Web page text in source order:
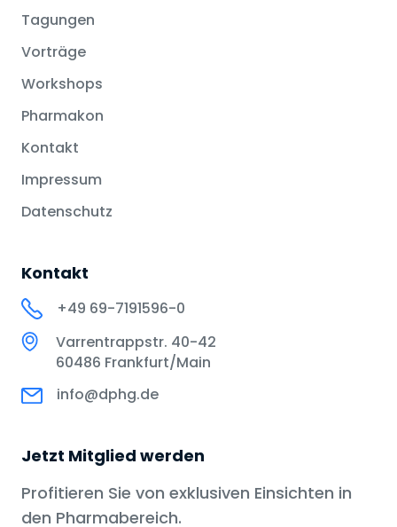
Tagungen
Vorträge
Workshops
Pharmakon
Kontakt
Impressum
Datenschutz
Kontakt
+49 69-7191596-0
Varrentrappstr. 40-42
60486 Frankfurt/Main
info@dphg.de
Jetzt Mitglied werden
Profitieren Sie von exklusiven Einsichten in
den Pharmabereich.